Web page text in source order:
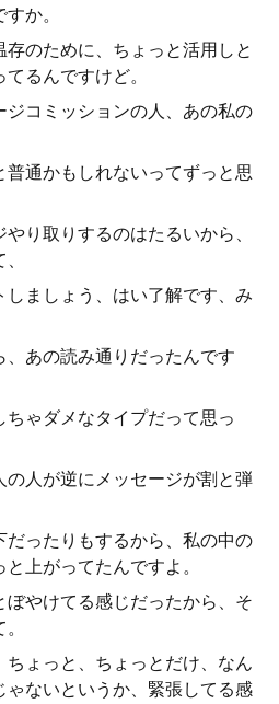
か。
のために、ちょっと活用しと
るんですけど。
ジコミッションの人、あの私の
通かもしれないってずっと思
り取りするのはたるいから、
ましょう、はい了解です、み
あの読み通りだったんです
ゃダメなタイプだって思っ
の人が逆にメッセージが割と弾
だったりもするから、私の中の
上がってたんですよ。
やけてる感じだったから、そ
ょっと、ちょっとだけ、なん
ゃないというか、緊張してる感